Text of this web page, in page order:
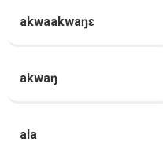
akwaakwaŋɛ
akwaŋ
ala